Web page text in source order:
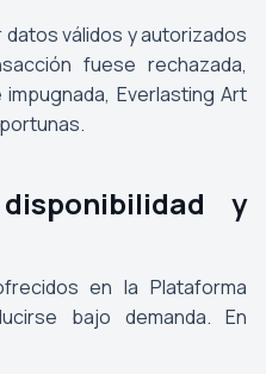
datos válidos y autorizados
fuese rechazada,
Everlasting Art
y
en la Plataforma
bajo demanda. En